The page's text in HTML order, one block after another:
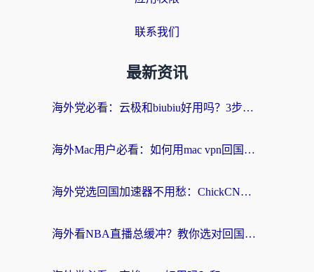
联系我们
最新资讯
海外党必看：云极和biubiu好用吗？3步选对回国加速器，无缝刷国内剧玩手游
海外Mac用户必看：如何用mac vpn回国实现无缝刷国内剧玩国服？
海外党选回国加速器不用愁：ChickCN和SpeedCN好用吗？实测对比+避坑指南
海外看NBA直播总缓冲？教你选对回国加速器，无缝看球还能刷国内剧